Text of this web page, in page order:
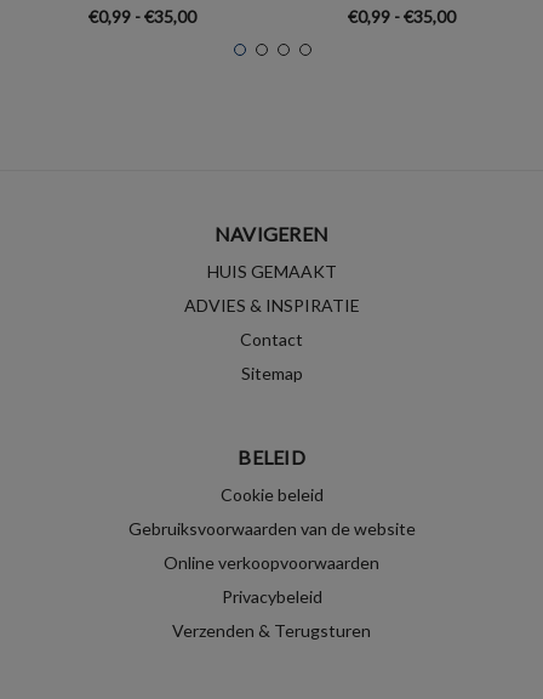
€0,99 - €35,00
€0,99 - €35,00
NAVIGEREN
HUIS GEMAAKT
ADVIES & INSPIRATIE
Contact
Sitemap
BELEID
Cookie beleid
Gebruiksvoorwaarden van de website
Online verkoopvoorwaarden
Privacybeleid
Verzenden & Terugsturen